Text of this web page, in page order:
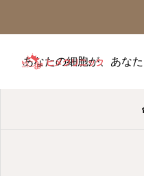
あなたの細胞が、あなた